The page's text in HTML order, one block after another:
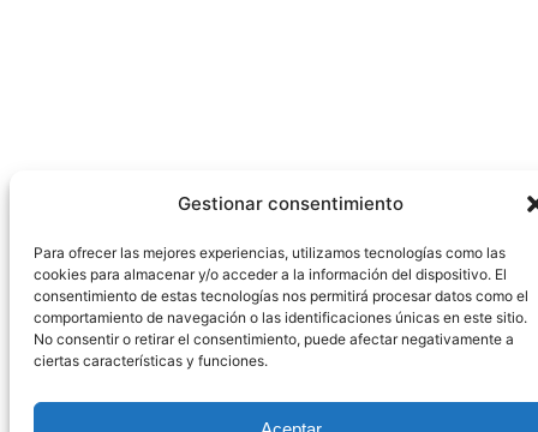
Gestionar consentimiento
Para ofrecer las mejores experiencias, utilizamos tecnologías como las
cookies para almacenar y/o acceder a la información del dispositivo. El
consentimiento de estas tecnologías nos permitirá procesar datos como el
comportamiento de navegación o las identificaciones únicas en este sitio.
No consentir o retirar el consentimiento, puede afectar negativamente a
ciertas características y funciones.